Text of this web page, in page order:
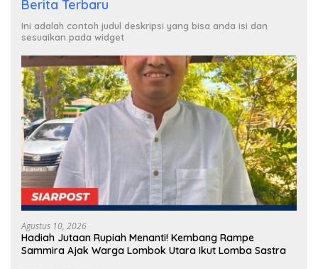
Berita Terbaru
Ini adalah contoh judul deskripsi yang bisa anda isi dan
sesuaikan pada widget
Agustus 10, 2026
Hadiah Jutaan Rupiah Menanti! Kembang Rampe
Sammira Ajak Warga Lombok Utara Ikut Lomba Sastra